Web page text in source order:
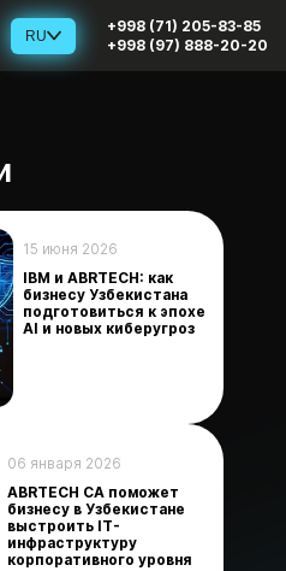
RU
+998 (71) 205-83-85
+998 (97) 888-20-20
15 июня 2026
IBM и ABRTECH: как
бизнесу Узбекистана
подготовиться к эпохе
AI и новых киберугроз
06 января 2026
ABRTECH CA поможет
бизнесу в Узбекистане
выстроить IT-
инфраструктуру
корпоративного уровня